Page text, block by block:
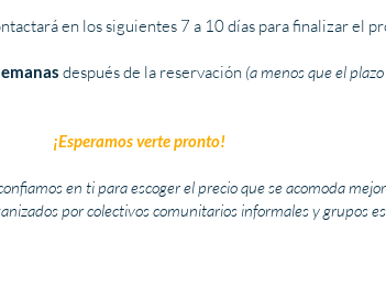
en los siguientes 7 a 10 días para finalizar el
después de la reservación (a menos que el
¡Esperamos verte pronto!
en ti para escoger el precio que se acomoda
por colectivos comunitarios informales y grupos